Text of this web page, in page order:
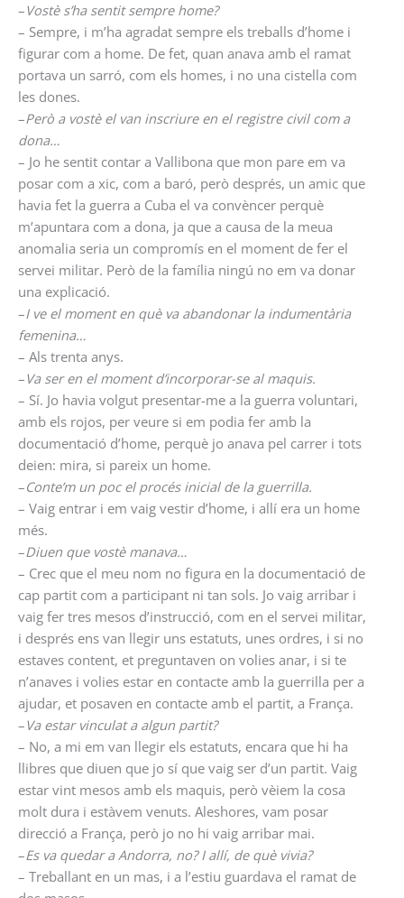
–Vostè s’ha sentit sempre home?
– Sempre, i m’ha agradat sempre els treballs d’home i
figurar com a home. De fet, quan anava amb el ramat
portava un sarró, com els homes, i no una cistella com
les dones.
–Però a vostè el van inscriure en el registre civil com a
dona…
– Jo he sentit contar a Vallibona que mon pare em va
posar com a xic, com a baró, però després, un amic que
havia fet la guerra a Cuba el va convèncer perquè
m’apuntara com a dona, ja que a causa de la meua
anomalia seria un compromís en el moment de fer el
servei militar. Però de la família ningú no em va donar
una explicació.
–I ve el moment en què va abandonar la indumentària
femenina…
– Als trenta anys.
–Va ser en el moment d’incorporar-se al maquis.
– Sí. Jo havia volgut presentar-me a la guerra voluntari,
amb els rojos, per veure si em podia fer amb la
documentació d’home, perquè jo anava pel carrer i tots
deien: mira, si pareix un home.
–Conte’m un poc el procés inicial de la guerrilla.
– Vaig entrar i em vaig vestir d’home, i allí era un home
més.
–Diuen que vostè manava…
– Crec que el meu nom no figura en la documentació de
cap partit com a participant ni tan sols. Jo vaig arribar i
vaig fer tres mesos d’instrucció, com en el servei militar,
i després ens van llegir uns estatuts, unes ordres, i si no
estaves content, et preguntaven on volies anar, i si te
n’anaves i volies estar en contacte amb la guerrilla per a
ajudar, et posaven en contacte amb el partit, a França.
–Va estar vinculat a algun partit?
– No, a mi em van llegir els estatuts, encara que hi ha
llibres que diuen que jo sí que vaig ser d’un partit. Vaig
estar vint mesos amb els maquis, però vèiem la cosa
molt dura i estàvem venuts. Aleshores, vam posar
direcció a França, però jo no hi vaig arribar mai.
–Es va quedar a Andorra, no? I allí, de què vivia?
– Treballant en un mas, i a l’estiu guardava el ramat de